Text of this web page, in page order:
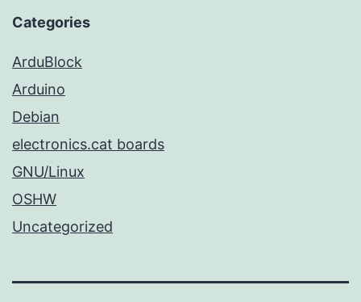
Categories
ArduBlock
Arduino
Debian
electronics.cat boards
GNU/Linux
OSHW
Uncategorized